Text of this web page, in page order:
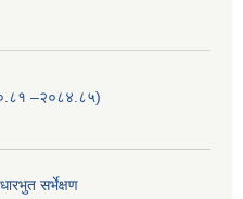
–२०८४.८५)
सर्भेक्षण